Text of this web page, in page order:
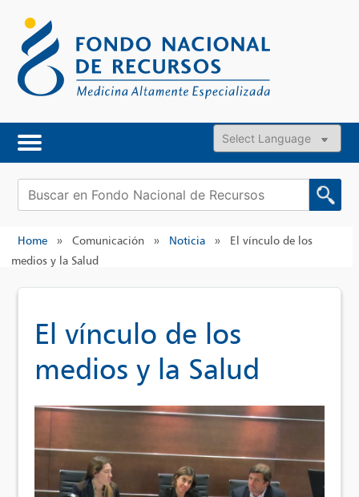
content
Powered by
Buscar:
Home » Comunicación » Noticia »
El vínculo de los
medios y la Salud
El vínculo de los
medios y la Salud